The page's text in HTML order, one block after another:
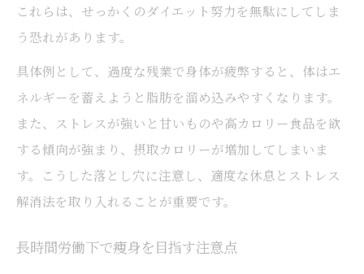
これらは、せっかくのダイエット努力を無駄にしてしま
う恐れがあります。
具体例として、過度な残業で身体が疲弊すると、体はエ
ネルギーを蓄えようと脂肪を溜め込みやすくなります。
また、ストレスが強いと甘いものや高カロリー食品を欲
する傾向が強まり、摂取カロリーが増加してしまいま
す。こうした落とし穴に注意し、適度な休息とストレス
解消法を取り入れることが重要です。
長時間労働下で痩身を目指す注意点